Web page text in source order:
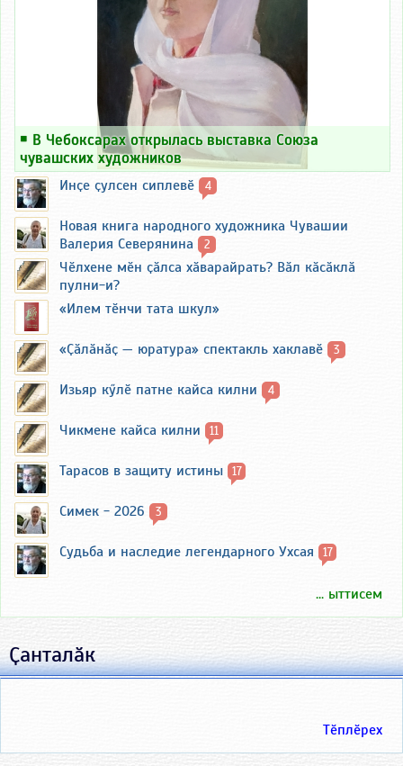
￭ В Чебоксарах открылась выставка Союза
чувашских художников
Инҫе ҫулсен сиплевӗ 4
Новая книга народного художника Чувашии
Валерия Северянина
2
Чӗлхене мӗн ҫӑлса хӑварайрать? Вӑл кӑсӑклӑ
пулни-и?
«Илем тӗнчи тата шкул»
«Ҫӑлӑнӑҫ — юратура» спектакль хаклавӗ 3
Изьяр кӳлӗ патне кайса килни 4
Чикмене кайса килни 11
Тарасов в защиту истины 17
Симек - 2026 3
Судьба и наследие легендарного Ухсая 17
... ыттисем
Ҫанталӑк
Тӗплӗрех